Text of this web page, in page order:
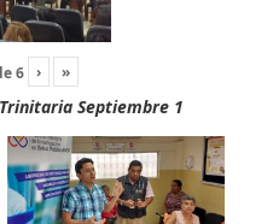
6 › »
Septiembre 1